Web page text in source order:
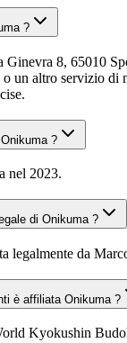
?
8, 65010
un altro servizio di
?
nel 2023.
di Onikuma ?
legalmente da
è affiliata Onikuma ?
Kyokushin